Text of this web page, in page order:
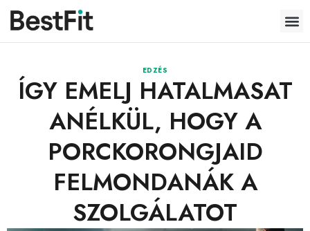
EDZÉS
ÍGY EMELJ HATALMASAT
ANÉLKÜL, HOGY A
PORCKORONGJAID
FELMONDANÁK A
SZOLGÁLATOT